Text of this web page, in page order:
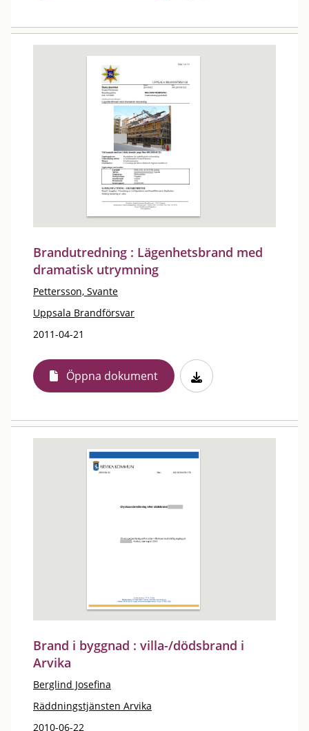
Brandutredning : Lägenhetsbrand med
dramatisk utrymning
Pettersson, Svante
Uppsala Brandförsvar
2011-04-21
Öppna dokument
Brand i byggnad : villa-/dödsbrand i
Arvika
Berglind Josefina
Räddningstjänsten Arvika
2010-06-22